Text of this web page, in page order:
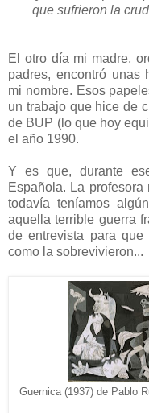
que sufrieron la
El otro día mi madre,
padres, encontró unas
mi nombre. Esos
un trabajo que hice de
de BUP (lo que hoy
el año 1990.
Y es que, durante
Española. La
todavía teníamos
aquella terrible guerra
de entrevista para
como la sobrevivieron...
Guernica (1937) de Pablo